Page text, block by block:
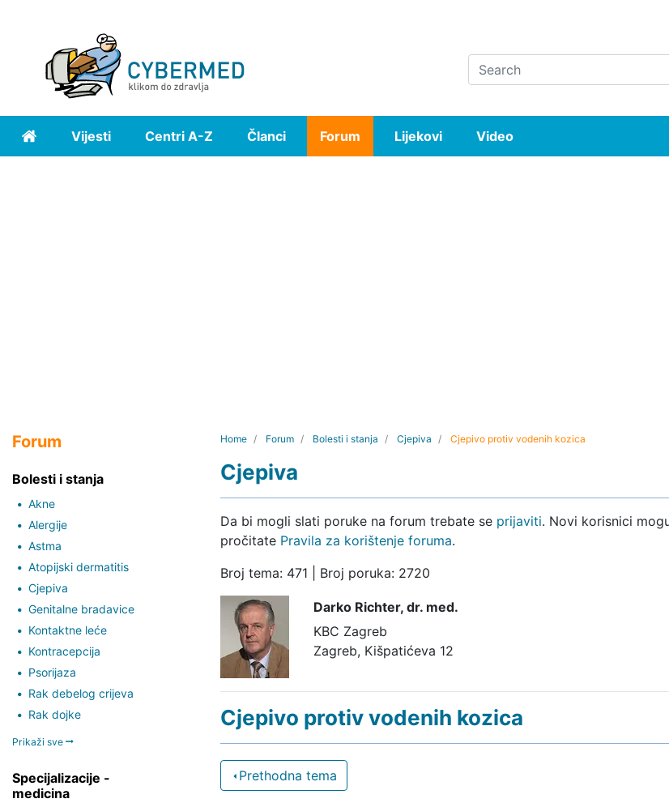
Search
Home Vijesti Centri A-Z Članci Forum Lijekovi Video
Forum
Bolesti i stanja
Akne
Alergije
Astma
Atopijski dermatitis
Cjepiva
Genitalne bradavice
Kontaktne leće
Kontracepcija
Psorijaza
Rak debelog crijeva
Rak dojke
Prikaži sve
Specijalizacije -
medicina
Home Forum Bolesti i stanja Cjepiva Cjepivo protiv vodenih kozica
Cjepiva
Da bi mogli slati poruke na forum trebate se prijaviti. Novi korisnici
pročitate Pravila za korištenje foruma.
Broj tema: 471 | Broj poruka: 2720
Darko Richter, dr. med.
KBC Zagreb
Zagreb, Kišpatićeva 12
Cjepivo protiv vodenih kozica
Prethodna tema